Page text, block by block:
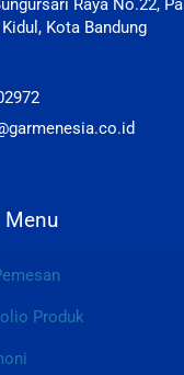
Raya No.22,
Kota Bandung
Menu
Produk